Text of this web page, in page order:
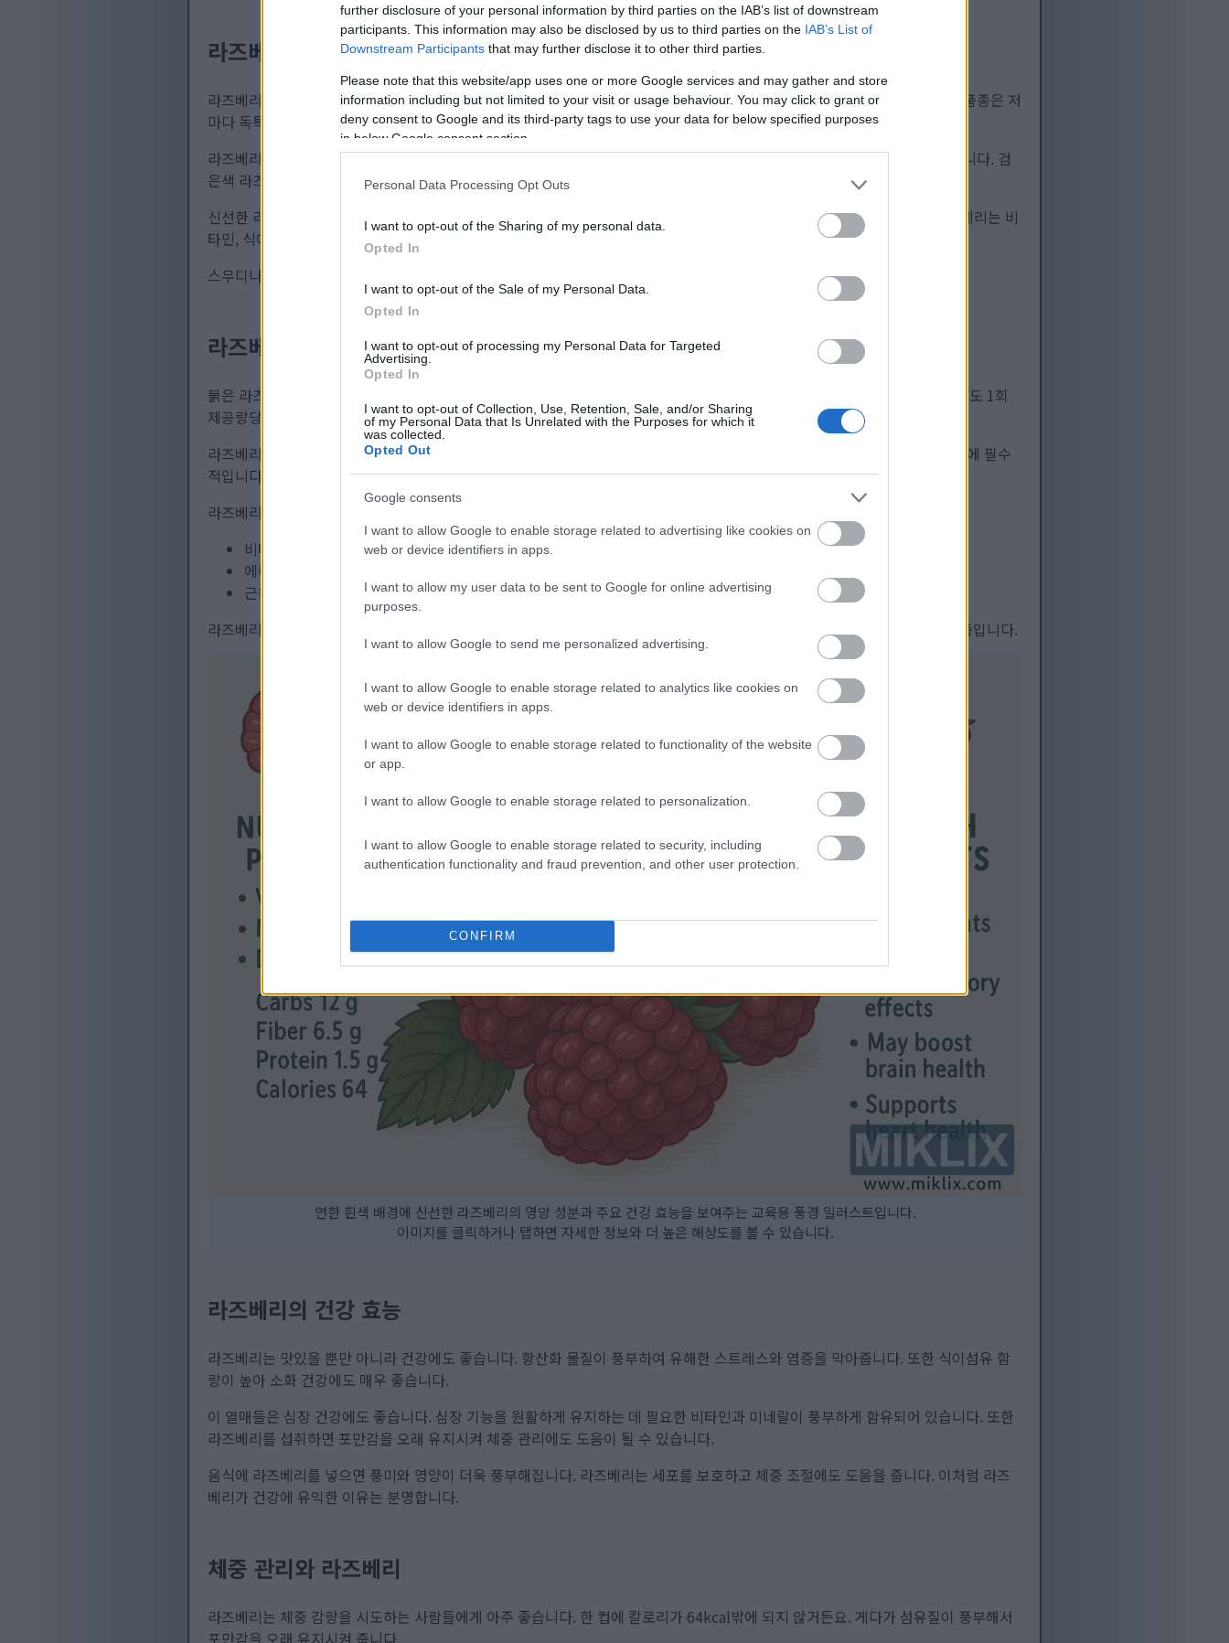
further disclosure of your personal information by third parties on the IAB’s list of downstream
participants. This information may also be disclosed by us to third parties on the IAB’s List of
Downstream Participants that may further disclose it to other third parties.
Please note that this website/app uses one or more Google services and may gather and store
information including but not limited to your visit or usage behaviour. You may click to grant or
deny consent to Google and its third-party tags to use your data for below specified purposes
in below Google consent section.
Personal Data Processing Opt Outs
I want to opt-out of the Sharing of my personal data.
Opted In
I want to opt-out of the Sale of my Personal Data.
Opted In
I want to opt-out of processing my Personal Data for Targeted
Advertising.
Opted In
I want to opt-out of Collection, Use, Retention, Sale, and/or Sharing
of my Personal Data that Is Unrelated with the Purposes for which it
was collected.
Opted Out
Google consents
I want to allow Google to enable storage related to advertising like cookies on
web or device identifiers in apps.
I want to allow my user data to be sent to Google for online advertising
purposes.
I want to allow Google to send me personalized advertising.
I want to allow Google to enable storage related to analytics like cookies on
web or device identifiers in apps.
I want to allow Google to enable storage related to functionality of the website
or app.
I want to allow Google to enable storage related to personalization.
I want to allow Google to enable storage related to security, including
authentication functionality and fraud prevention, and other user protection.
CONFIRM
라즈베리 소개
라즈베리는 선명한 색깔과 새콤한 맛으로 유명한 작은 과일입니다. 라즈베리속(Rubus)에 속하며 다양한 종류가 있습니다. 각 품종은 저
마다 독특한 맛과 요리 활용법을 가지고 있습니다.
라즈베리의 주요 종류는 빨간색, 검은색, 보라색, 금색입니다. 빨간색 라즈베리가 가장 흔하며 대부분의 가게에서 구할 수 있습니다. 검
은색 라즈베리는 더 달콤하고, 보라색과 금색은 새로운 맛을 경험할 수 있게 해줍니다.
신선한 라즈베리는 6월부터 10월까지 구할 수 있지만, 냉동 라즈베리는 일년 내내 즐길 수 있는 훌륭한 선택입니다. 냉동 라즈베리는 비
타민, 식이섬유, 항산화 물질이 풍부하여 건강한 간식으로 제격입니다.
스무디나 샐러드 등 다양한 방법으로 즐길 수 있어 많은 사람들에게 사랑받는 재료입니다.
라즈베리의 영양 성분
붉은 라즈베리 1컵(123g)에는 풍부한 영양소가 들어 있습니다. 약 64칼로리와 14.7g의 탄수화물을 함유하고 있으며, 식이섬유도 1회
제공량당 8g이나 들어 있어 건강을 생각하는 사람들에게 좋은 선택입니다.
라즈베리에는 비타민이 풍부합니다. 특히 하루 권장량의 50% 이상의 비타민 C를 섭취할 수 있습니다. 비타민 C는 면역력 강화에 필수
적입니다. 또한 라즈베리는 신체 기능에 중요한 망간의 좋은 공급원이기도 합니다.
라즈베리에 함유된 다른 중요한 영양소는 다음과 같습니다.
비타민 K는 혈액 응고와 뼈 건강에 필수적입니다.
에너지 대사에 기여하는 비타민 B
근육 기능과 신경 건강에 필수적인 칼륨과 마그네슘 같은 미네랄
라즈베리의 영양 성분을 살펴보면 단순히 맛있는 과일 그 이상이라는 것을 알 수 있습니다. 라즈베리는 건강에 매우 유익한 식품입니다.
연한 흰색 배경에 신선한 라즈베리의 영양 성분과 주요 건강 효능을 보여주는 교육용 풍경 일러스트입니다.
이미지를 클릭하거나 탭하면 자세한 정보와 더 높은 해상도를 볼 수 있습니다.
라즈베리의 건강 효능
라즈베리는 맛있을 뿐만 아니라 건강에도 좋습니다. 항산화 물질이 풍부하여 유해한 스트레스와 염증을 막아줍니다. 또한 식이섬유 함
량이 높아 소화 건강에도 매우 좋습니다.
이 열매들은 심장 건강에도 좋습니다. 심장 기능을 원활하게 유지하는 데 필요한 비타민과 미네랄이 풍부하게 함유되어 있습니다. 또한
라즈베리를 섭취하면 포만감을 오래 유지시켜 체중 관리에도 도움이 될 수 있습니다.
음식에 라즈베리를 넣으면 풍미와 영양이 더욱 풍부해집니다. 라즈베리는 세포를 보호하고 체중 조절에도 도움을 줍니다. 이처럼 라즈
베리가 건강에 유익한 이유는 분명합니다.
체중 관리와 라즈베리
라즈베리는 체중 감량을 시도하는 사람들에게 아주 좋습니다. 한 컵에 칼로리가 64kcal밖에 되지 않거든요. 게다가 섬유질이 풍부해서
포만감을 오래 유지시켜 줍니다.